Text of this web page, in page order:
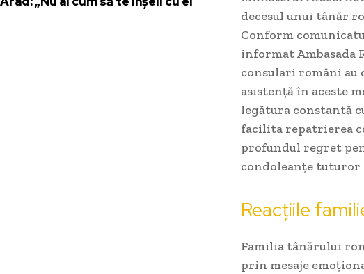
decesul unui tânăr
Conform
informat Ambasada
consulari români
asistență în aceste
legătura constantă
facilita repatrierea
profundul regret
condoleanțe tuturor
Reacțiile
Familia tânărului
prin mesaje